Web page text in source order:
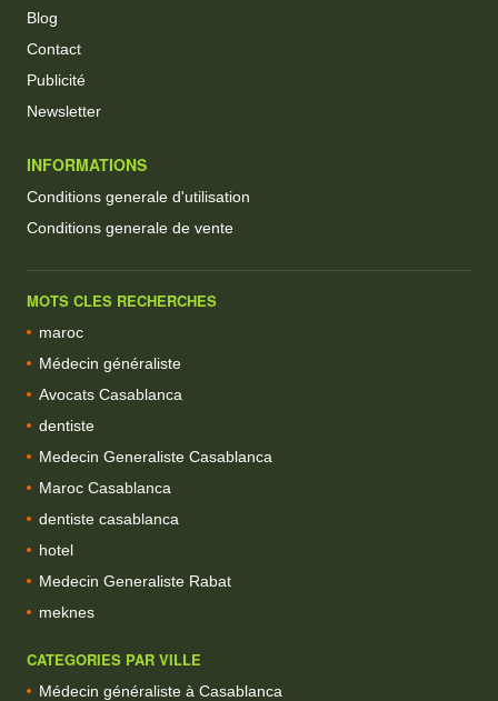
Blog
Contact
Publicité
Newsletter
INFORMATIONS
Conditions generale d'utilisation
Conditions generale de vente
MOTS CLES RECHERCHES
maroc
Médecin généraliste
Avocats Casablanca
dentiste
Medecin Generaliste Casablanca
Maroc Casablanca
dentiste casablanca
hotel
Medecin Generaliste Rabat
meknes
CATEGORIES PAR VILLE
Médecin généraliste à Casablanca